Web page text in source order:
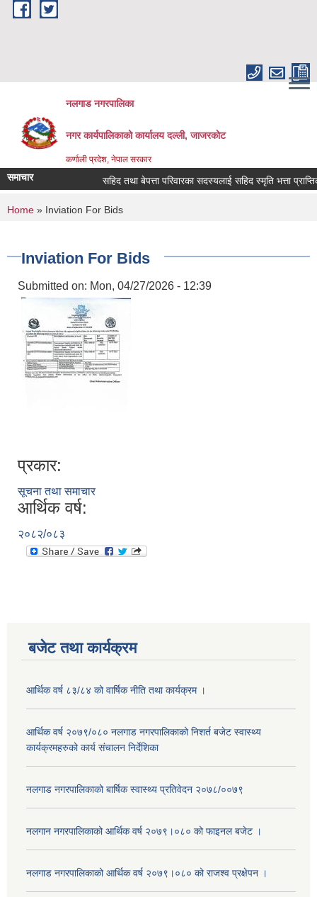
Skip to main content
नलगाड नगरपालिका
नगर कार्यपालिकाको कार्यालय दल्ली, जाजरकाेट
कर्णाली प्रदेश, नेपाल सरकार
समाचार सहिद तथा बेपत्ता परिवारका सदस्यलाई सहिद स्मृति भत्ता प्राप्तिको
You are here
Home » Inviation For Bids
Inviation For Bids
Submitted on: Mon, 04/27/2026 - 12:39
प्रकार:
सूचना तथा समाचार
आर्थिक वर्ष:
२०८२/०८३
बजेट तथा कार्यक्रम
आर्थिक वर्ष ८३/८४ को वार्षिक नीति तथा कार्यक्रम ।
आर्थिक वर्ष २०७९/०८० नलगाड नगरपालिकाको निशर्त बजेट स्वास्थ्य
कार्यक्रमहरुको कार्य संचालन निर्देशिका
नलगाड नगरपालिकाको बार्षिक स्वास्थ्य प्रतिवेदन २०७८/००७९
नलगान नगरपालिकाको आर्थिक वर्ष २०७९।०८० को फाइनल बजेट ।
नलगाड नगरपालिकाको आर्थिक वर्ष २०७९।०८० को राजश्व प्रक्षेपन ।